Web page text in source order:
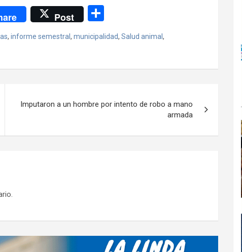
Post
o
m
, informe semestral, municipalidad, Salud animal,
Imputaron a un hombre por intento de robo a mano
armada